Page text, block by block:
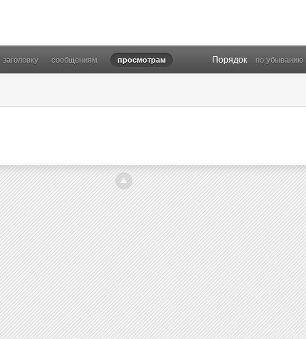
заголовку сообщениям просмотрам Порядок по убыванию